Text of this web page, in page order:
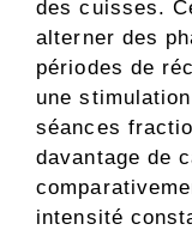
des cuisses.
alterner des
périodes de
une
séances
davantage de
intensité